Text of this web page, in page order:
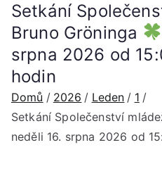
Setkání
Bruno Gröninga
srpna 2026 od
hodin
Domů 2026 Leden
1
Setkání Společenství
neděli 16. srpna 2026 od